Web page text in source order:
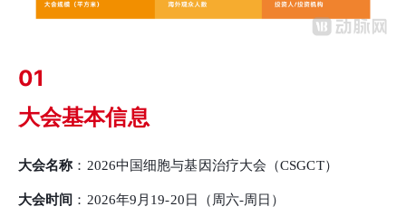
01
大会基本信息
大会名称： 2026中国细胞与基因治疗大会（CSGCT）
大会时间 ： 2026年9月19-20日（周六-周日）